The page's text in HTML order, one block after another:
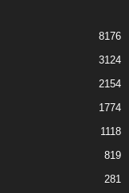
8176
3124
2154
1774
1118
819
281